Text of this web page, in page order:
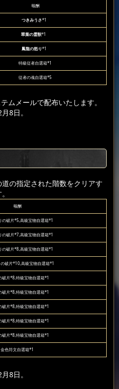
報酬
つきみうさ*1
翠葉の霊獣*1
鳳龍の怒り*1
特級従者自選箱*1
従者の魂自選箱*5
ムメールで配布いたします。
8日。
の指定された階数をクリアす
報酬
の破片*5,高級宝物自選箱*1
の破片*7,高級宝物自選箱*1
の破片*8,高級宝物自選箱*1
の破片*10,高級宝物自選箱*1
破片*8,特級宝物自選箱*1
破片*8,特級宝物自選箱*1
破片*8,特級宝物自選箱*1
破片*8,特級宝物自選箱*1
破片*8,特級宝物自選箱*1
金色符文自選箱*1
8日。